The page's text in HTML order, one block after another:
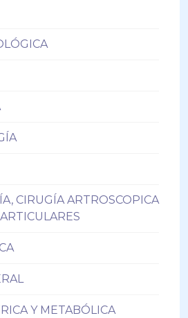
CIRUGÍA ARTROSCOPICA
Y METABÓLICA